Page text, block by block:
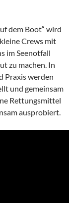
dem Boot“ wird
Crews mit
im Seenotfall
zu machen. In
Praxis werden
und gemeinsam
Rettungsmittel
ausprobiert.